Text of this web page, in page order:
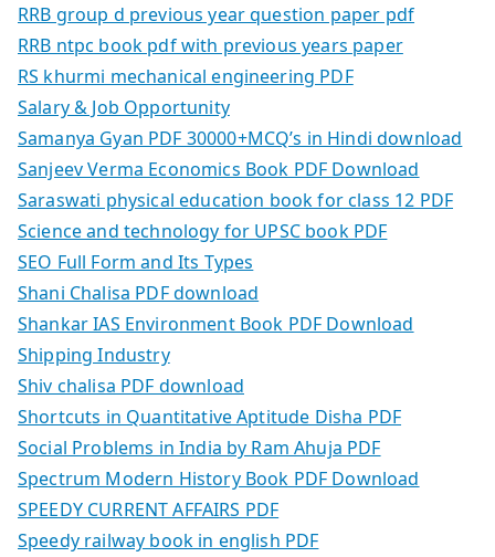
RRB group d previous year question paper pdf
RRB ntpc book pdf with previous years paper
RS khurmi mechanical engineering PDF
Salary & Job Opportunity
Samanya Gyan PDF 30000+MCQ’s in Hindi download
Sanjeev Verma Economics Book PDF Download
Saraswati physical education book for class 12 PDF
Science and technology for UPSC book PDF
SEO Full Form and Its Types
Shani Chalisa PDF download
Shankar IAS Environment Book PDF Download
Shipping Industry
Shiv chalisa PDF download
Shortcuts in Quantitative Aptitude Disha PDF
Social Problems in India by Ram Ahuja PDF
Spectrum Modern History Book PDF Download
SPEEDY CURRENT AFFAIRS PDF
Speedy railway book in english PDF